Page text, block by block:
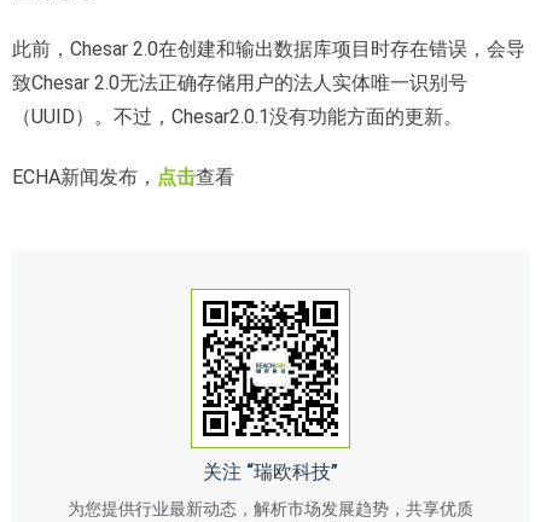
此前，Chesar 2.0在创建和输出数据库项目时存在错误，会导
致Chesar 2.0无法正确存储用户的法人实体唯一识别号
（UUID）。不过，Chesar2.0.1没有功能方面的更新。
ECHA新闻发布， 点击查看
关注 “瑞欧科技”
为您提供行业最新动态，解析市场发展趋势，共享优质